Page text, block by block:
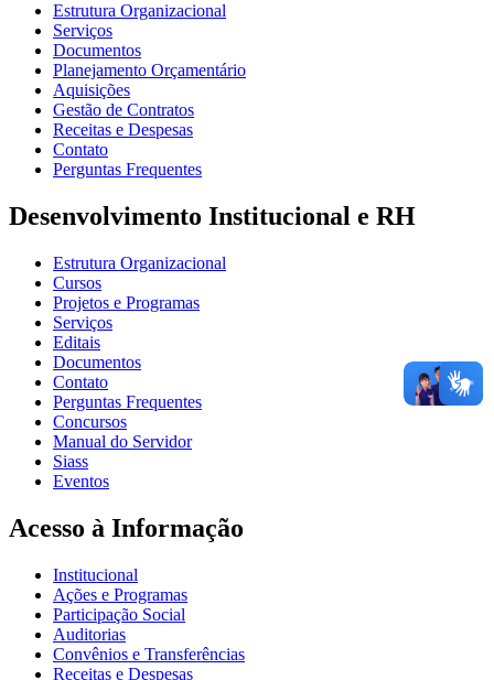
Estrutura Organizacional
Serviços
Documentos
Planejamento Orçamentário
Aquisições
Gestão de Contratos
Receitas e Despesas
Contato
Perguntas Frequentes
Desenvolvimento Institucional e RH
Estrutura Organizacional
Cursos
Projetos e Programas
Serviços
Editais
Documentos
Contato
Perguntas Frequentes
Concursos
Manual do Servidor
Siass
Eventos
Acesso à Informação
Institucional
Ações e Programas
Participação Social
Auditorias
Convênios e Transferências
Receitas e Despesas